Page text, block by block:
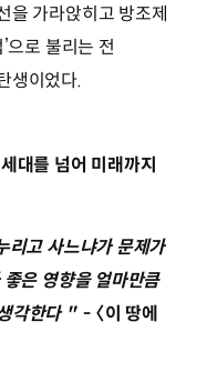
을 가라앉히고 방조제
으로 불리는 전
생이었다.
대를 넘어 미래까지
리고 사느냐가 문제가
은 영향을 얼마만큼
각한다 " - 〈이 땅에